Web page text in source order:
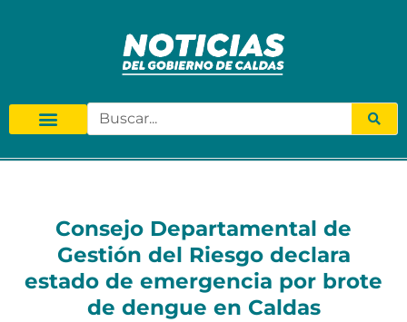
Consejo Departamental de
Gestión del Riesgo declara
estado de emergencia por brote
de dengue en Caldas